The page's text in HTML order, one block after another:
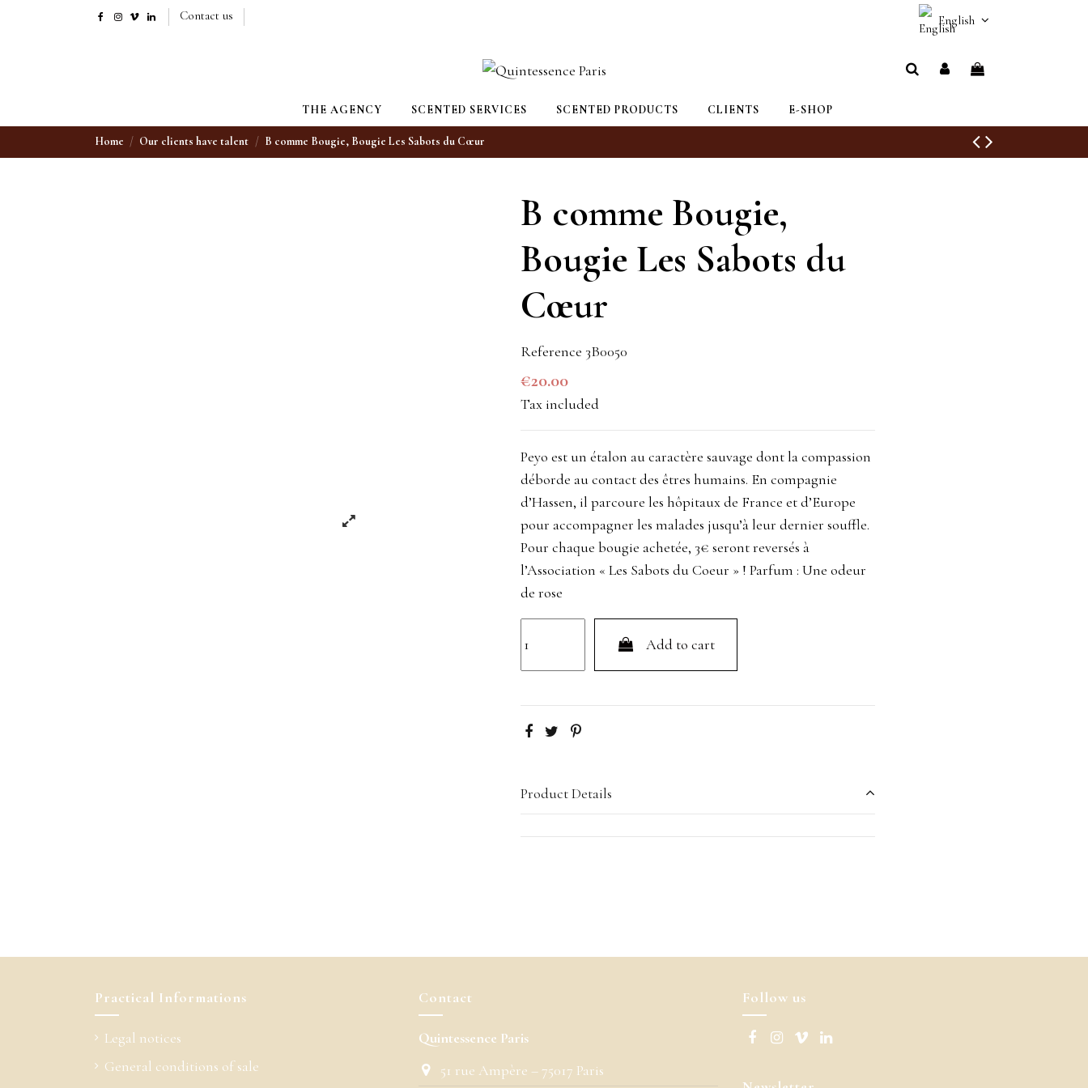
Contact us English
THE AGENCY SCENTED SERVICES SCENTED PRODUCTS CLIENTS E-SHOP
Home Our clients have talent B comme Bougie, Bougie Les Sabots du Cœur
B comme Bougie,
Bougie Les Sabots du
Cœur
Reference 3B0050
€20.00
Tax included
Peyo est un étalon au caractère sauvage dont la compassion
déborde au contact des êtres humains. En compagnie
d’Hassen, il parcoure les hôpitaux de France et d’Europe
pour accompagner les malades jusqu’à leur dernier souffle.
Pour chaque bougie achetée, 3€ seront reversés à
l’Association « Les Sabots du Coeur » ! Parfum : Une odeur
de rose
Add to cart
Product Details
Practical Informations
Legal notices
General conditions of sale
Contact
Quintessence Paris
51 rue Ampère – 75017 Paris
Follow us